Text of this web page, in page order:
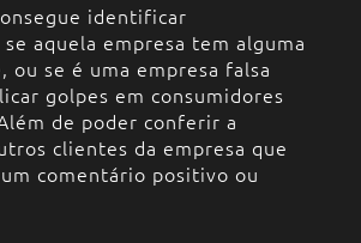
identificar
aquela empresa tem alguma
ou se é uma empresa falsa
golpes em consumidores
de poder conferir a
clientes da empresa que
comentário positivo ou